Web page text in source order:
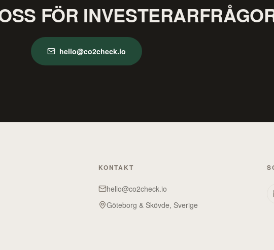
FÖR
hello@co2check.io
KONTAKT
hello@co2check.io
Göteborg & Skövde, Sverige